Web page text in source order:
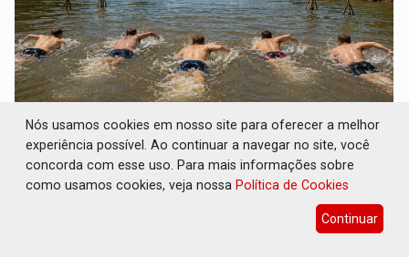
COLUNA SEMANAL: Largada foi dada e
candidatos ao Governo de RO partem para
tudo ou nada
Corrida presidencial acende alerta para Lula e Flávio; Fúria
Nós usamos cookies em nosso site para oferecer a melhor
experiência possível. Ao continuar a navegar no site, você
concorda com esse uso. Para mais informações sobre
como usamos cookies, veja nossa Política de Cookies
Continuar